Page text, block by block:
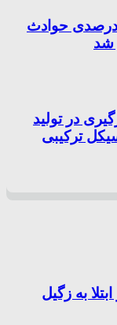
فرهنگ سازی منجر به کاهش ۳۸ درصدی حوادث
شد
در تولید
ترکیبی
به زگیل